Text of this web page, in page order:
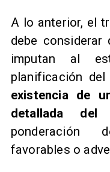
A lo anterior, el
debe
imputan al
planificación
existencia de
detallada del
ponderación
favorables o